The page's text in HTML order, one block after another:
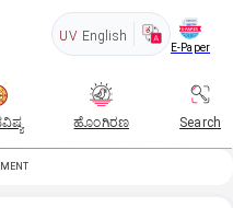
UV English
E-Paper
ಹೊಂಗಿರಣ Search